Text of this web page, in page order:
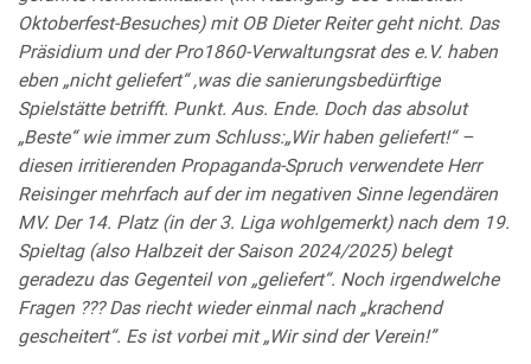
Oktoberfest-Besuches) mit OB Dieter Reiter geht nicht. Das
Präsidium und der Pro1860-Verwaltungsrat des e.V. haben
eben „nicht geliefert“ ,was die sanierungsbedürftige
Spielstätte betrifft. Punkt. Aus. Ende. Doch das absolut
„Beste“ wie immer zum Schluss:„Wir haben geliefert!“ –
diesen irritierenden Propaganda-Spruch verwendete Herr
Reisinger mehrfach auf der im negativen Sinne legendären
MV. Der 14. Platz (in der 3. Liga wohlgemerkt) nach dem 19.
Spieltag (also Halbzeit der Saison 2024/2025) belegt
geradezu das Gegenteil von „geliefert“. Noch irgendwelche
Fragen ??? Das riecht wieder einmal nach „krachend
gescheitert“. Es ist vorbei mit „Wir sind der Verein!”